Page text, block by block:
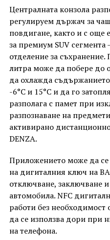
Централната конзола
регулируем държач за
повдигане, както и с още
за премиум SUV
отделение за
литра може да побере до
да охлажда
-6°C и 15°C и да го
разполага с памет при
разпознаване на
активирано
DENZA.
Приложението може да се
на дигиталния ключ на
отключване, заключване
автомобила. NFC
работи без
да се използва дори при
на телефона.